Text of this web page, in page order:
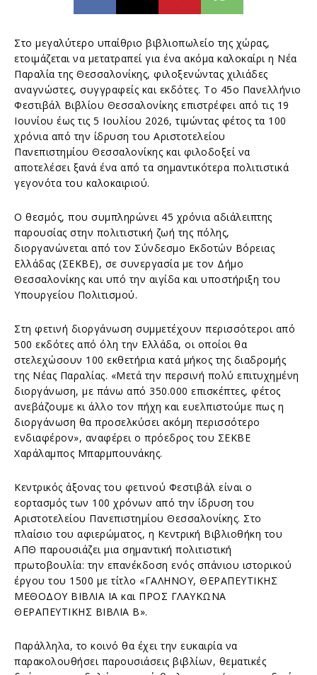
Στο μεγαλύτερο υπαίθριο βιβλιοπωλείο της χώρας,
ετοιμάζεται να μετατραπεί για ένα ακόμα καλοκαίρι η Νέα
Παραλία της Θεσσαλονίκης, φιλοξενώντας χιλιάδες
αναγνώστες, συγγραφείς και εκδότες. Το 45ο Πανελλήνιο
Φεστιβάλ Βιβλίου Θεσσαλονίκης επιστρέφει από τις 19
Ιουνίου έως τις 5 Ιουλίου 2026, τιμώντας φέτος τα 100
χρόνια από την ίδρυση του Αριστοτελείου
Πανεπιστημίου Θεσσαλονίκης και φιλοδοξεί να
αποτελέσει ξανά ένα από τα σημαντικότερα πολιτιστικά
γεγονότα του καλοκαιριού.
Ο θεσμός, που συμπληρώνει 45 χρόνια αδιάλειπτης
παρουσίας στην πολιτιστική ζωή της πόλης,
διοργανώνεται από τον Σύνδεσμο Εκδοτών Βόρειας
Ελλάδας (ΣΕΚΒΕ), σε συνεργασία με τον Δήμο
Θεσσαλονίκης και υπό την αιγίδα και υποστήριξη του
Υπουργείου Πολιτισμού.
Στη φετινή διοργάνωση συμμετέχουν περισσότεροι από
500 εκδότες από όλη την Ελλάδα, οι οποίοι θα
στελεχώσουν 100 εκθετήρια κατά μήκος της διαδρομής
της Νέας Παραλίας. «Μετά την περσινή πολύ επιτυχημένη
διοργάνωση, με πάνω από 350.000 επισκέπτες, φέτος
ανεβάζουμε κι άλλο τον πήχη και ευελπιστούμε πως η
διοργάνωση θα προσελκύσει ακόμη περισσότερο
ενδιαφέρον», αναφέρει ο πρόεδρος του ΣΕΚΒΕ
Χαράλαμπος Μπαρμπουνάκης.
Κεντρικός άξονας του φετινού Φεστιβάλ είναι ο
εορτασμός των 100 χρόνων από την ίδρυση του
Αριστοτελείου Πανεπιστημίου Θεσσαλονίκης. Στο
πλαίσιο του αφιερώματος, η Κεντρική Βιβλιοθήκη του
ΑΠΘ παρουσιάζει μια σημαντική πολιτιστική
πρωτοβουλία: την επανέκδοση ενός σπάνιου ιστορικού
έργου του 1500 με τίτλο «ΓΑΛΗΝΟΥ, ΘΕΡΑΠΕΥΤΙΚΗΣ
ΜΕΘΟΔΟΥ ΒΙΒΛΙΑ ΙΑ και ΠΡΟΣ ΓΛΑΥΚΩΝΑ
ΘΕΡΑΠΕΥΤΙΚΗΣ ΒΙΒΛΙΑ Β».
Παράλληλα, το κοινό θα έχει την ευκαιρία να
παρακολουθήσει παρουσιάσεις βιβλίων, θεματικές